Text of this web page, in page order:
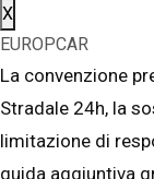
X
EUROPCAR
La convenzione
Stradale 24h, la
limitazione di
guida aggiuntiva